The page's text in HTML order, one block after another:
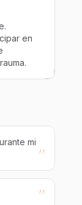
en
mi
"
"